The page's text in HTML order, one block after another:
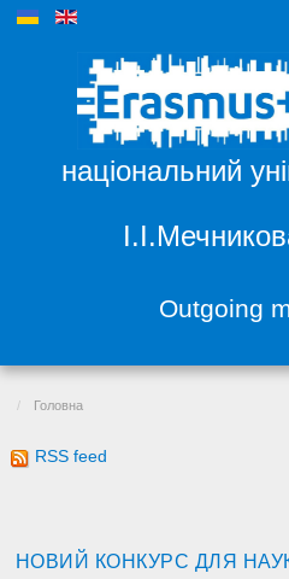
національний
Outgoing
Головна
RSS feed
НОВИЙ КОНКУРС ДЛЯ